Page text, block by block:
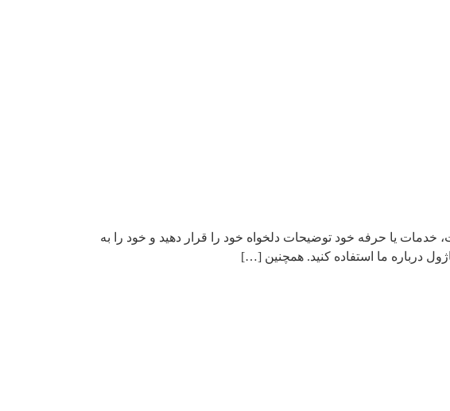
خدمات یا حرفه خود توضیحات دلخواه خود را قرار دهید و خود را به
درباره ما استفاده کنید. همچنین […]